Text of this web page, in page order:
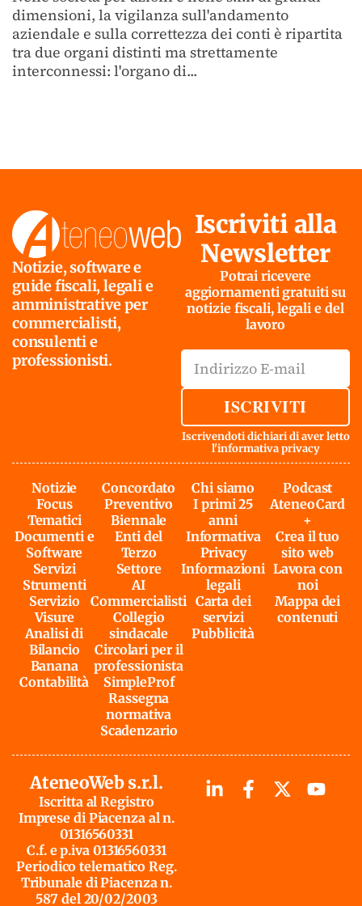
dimensioni, la vigilanza sull'andamento
aziendale e sulla correttezza dei conti è ripartita
tra due organi distinti ma strettamente
interconnessi: l'organo di...
Notizie, software e
guide fiscali, legali e
amministrative per
commercialisti,
consulenti e
professionisti.
Iscriviti alla
Newsletter
Potrai ricevere
aggiornamenti gratuiti su
notizie fiscali, legali e del
lavoro
ISCRIVITI
Iscrivendoti dichiari di aver letto
l'informativa privacy
Notizie
Focus
Tematici
Documenti e
Software
Servizi
Strumenti
Servizio
Visure
Analisi di
Bilancio
Banana
Contabilità
Concordato
Preventivo
Biennale
Enti del
Terzo
Settore
AI
Commercialisti
Collegio
sindacale
Circolari per il
professionista
SimpleProf
Rassegna
normativa
Scadenzario
Chi siamo
I primi 25
anni
Informativa
Privacy
Informazioni
legali
Carta dei
servizi
Pubblicità
Podcast
AteneoCard
+
Crea il tuo
sito web
Lavora con
noi
Mappa dei
contenuti
AteneoWeb s.r.l.
Iscritta al Registro
Imprese di Piacenza al n.
01316560331
C.f. e p.iva 01316560331
Periodico telematico Reg.
Tribunale di Piacenza n.
587 del 20/02/2003